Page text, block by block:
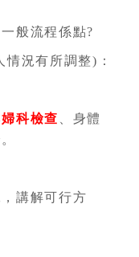
一般流程係點?
況有所調整)：
婦科檢查
、身體
講解可行方